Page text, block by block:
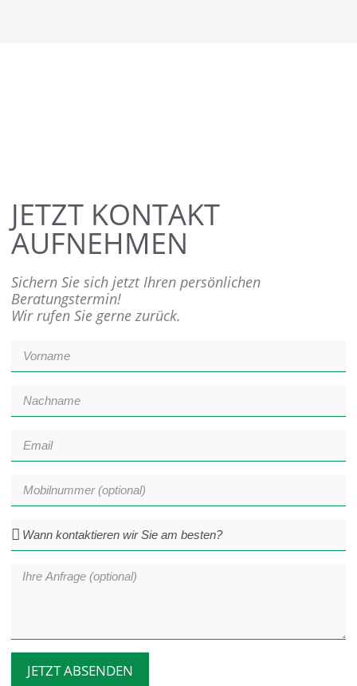
JETZT KONTAKT
AUFNEHMEN
Sichern Sie sich jetzt Ihren persönlichen
Beratungstermin!
Wir rufen Sie gerne zurück.
JETZT ABSENDEN